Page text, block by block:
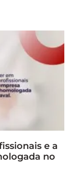
e a
no